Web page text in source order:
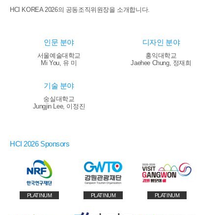
HCI KOREA 2026의 공동조직위원장을 소개합니다.
인문 분야
서울예술대학교
Mi You, 유 미
디자인 분야
홍익대학교
Jaehee Chung, 정재희
기술 분야
숭실대학교
Jungjin Lee, 이정진
HCI 2026 Sponsors
PLATINUM PLATINUM PLATINUM